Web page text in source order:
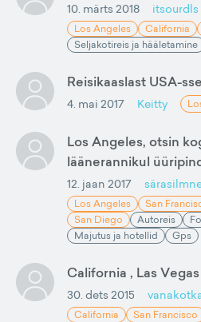
10. märts 2018 itsourdls
Los Angeles California
Seljakotireis ja hääletamine
Reisikaaslast USA-
4. mai 2017 Keitty
Los Angeles, otsin
läänerannikul
12. jaan 2017
Los Angeles San
San Diego
Autoreis
Majutus ja hotellid
Gps
California , Las Vegas
30. dets 2015
California San Francisco